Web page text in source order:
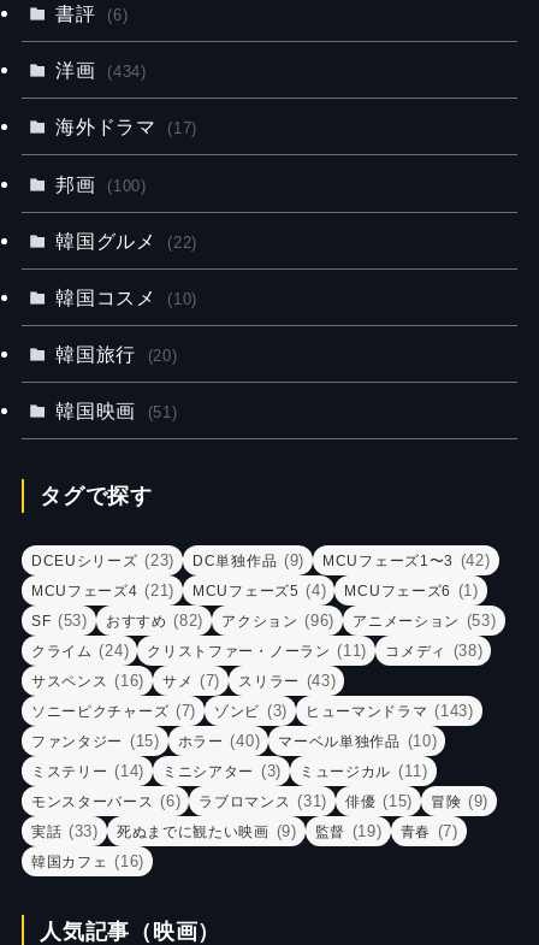
書評 (6)
洋画 (434)
海外ドラマ (17)
邦画 (100)
韓国グルメ (22)
韓国コスメ (10)
韓国旅行 (20)
韓国映画 (51)
タグで探す
DCEUシリーズ (23) DC単独作品 (9) MCUフェーズ1〜3 (42)
MCUフェーズ4 (21) MCUフェーズ5 (4) MCUフェーズ6 (1)
SF (53) おすすめ (82) アクション (96) アニメーション (53)
クライム (24) クリストファー・ノーラン (11) コメディ (38)
サスペンス (16) サメ (7) スリラー (43)
ソニーピクチャーズ (7) ゾンビ (3) ヒューマンドラマ (143)
ファンタジー (15) ホラー (40) マーベル単独作品 (10)
ミステリー (14) ミニシアター (3) ミュージカル (11)
モンスターバース (6) ラブロマンス (31) 俳優 (15) 冒険 (9)
実話 (33) 死ぬまでに観たい映画 (9) 監督 (19) 青春 (7)
韓国カフェ (16)
人気記事（映画）